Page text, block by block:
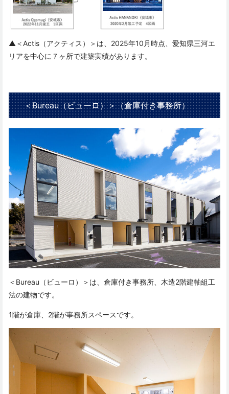
▲＜Actis（アクティス）＞は、2025年10月時点、愛知県三河エ
リアを中心に７ヶ所で建築実績があります。
＜Bureau（ビューロ）＞（倉庫付き事務所）
＜Bureau（ビューロ）＞は、倉庫付き事務所、木造2階建軸組工
法の建物です。
1階が倉庫、2階が事務所スペースです。